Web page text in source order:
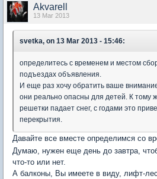
Akvarell
13 Mar 2013
svetka, on 13 Mar 2013 - 15:46:
определитесь с временем и местом
подъездах объявления.
И еще раз хочу обратить ваше
они реально опасны для детей. К тому
решетки падает снег, с годами это
перекрытия.
Давайте все вместе определимся со
Думаю, нужен еще день до завтра,
что-то или нет.
А балконы, Вы имеете в виду, лифт-